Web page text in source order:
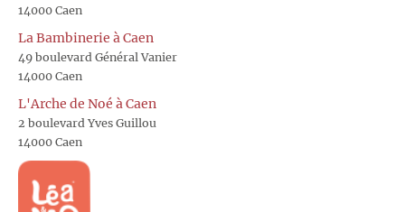
14000 Caen
La Bambinerie à Caen
49 boulevard Général Vanier
14000 Caen
L'Arche de Noé à Caen
2 boulevard Yves Guillou
14000 Caen